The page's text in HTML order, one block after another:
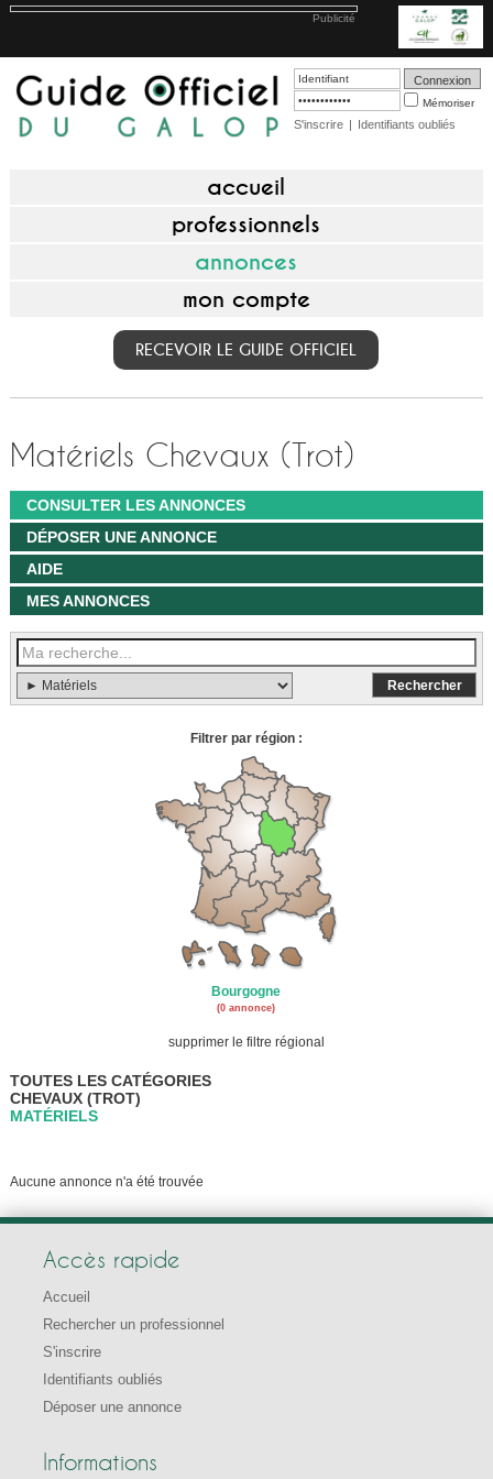
Publicité
Mémoriser
S'inscrire | Identifiants oubliés
accueil
professionnels
annonces
mon compte
RECEVOIR LE GUIDE OFFICIEL
Matériels Chevaux (Trot)
CONSULTER LES ANNONCES
DÉPOSER UNE ANNONCE
AIDE
MES ANNONCES
Filtrer par région :
Bourgogne
(0 annonce)
supprimer le filtre régional
TOUTES LES CATÉGORIES
CHEVAUX (TROT)
MATÉRIELS
Aucune annonce n'a été trouvée
Accès rapide
Accueil
Rechercher un professionnel
S'inscrire
Identifiants oubliés
Déposer une annonce
Informations